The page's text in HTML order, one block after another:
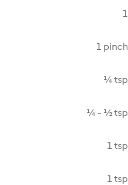
1
1 pinch
¼ tsp
¼ - ½ tsp
1 tsp
1 tsp